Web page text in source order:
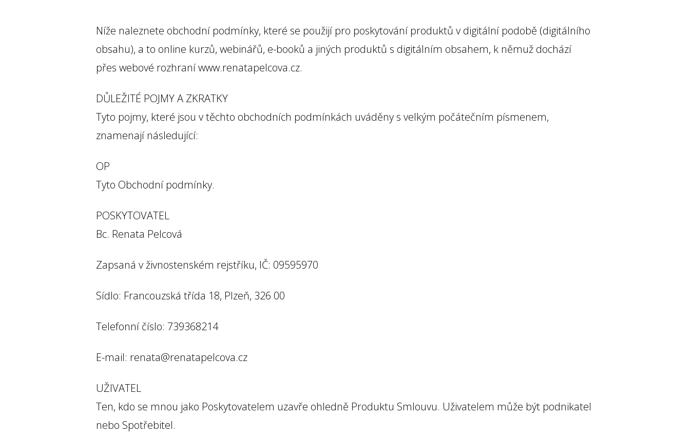
Níže naleznete obchodní podmínky, které se použijí pro poskytování produktů v digitální podobě (digitálního
obsahu), a to online kurzů, webinářů, e-booků a jiných produktů s digitálním obsahem, k němuž dochází
přes webové rozhraní www.renatapelcova.cz.
DŮLEŽITÉ POJMY A ZKRATKY
Tyto pojmy, které jsou v těchto obchodních podmínkách uváděny s velkým počátečním písmenem,
znamenají následující:
OP
Tyto Obchodní podmínky.
POSKYTOVATEL
Bc. Renata Pelcová
Zapsaná v živnostenském rejstříku, IČ: 09595970
Sídlo: Francouzská třída 18, Plzeň, 326 00
Telefonní číslo: 739368214
E-mail: renata@renatapelcova.cz
UŽIVATEL
Ten, kdo se mnou jako Poskytovatelem uzavře ohledně Produktu Smlouvu. Uživatelem může být podnikatel
nebo Spotřebitel.